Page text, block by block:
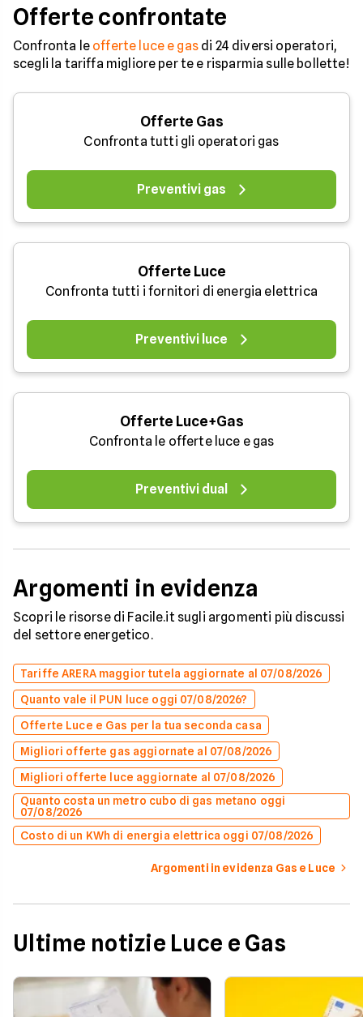
Offerte confrontate
Confronta le offerte luce e gasdi 24 diversi operatori,
scegli la tariffa migliore per te e risparmia sulle bollette!
Offerte Gas
Confronta tutti gli operatori gas
Preventivi gas
Offerte Luce
Confronta tutti i fornitori di energia elettrica
Preventivi luce
Offerte Luce+Gas
Confronta le offerte luce e gas
Preventivi dual
Argomenti in evidenza
Scopri le risorse di Facile.it sugli argomenti più discussi
del settore energetico.
Tariffe ARERA maggior tutela aggiornate al 07/08/2026
Quanto vale il PUN luce oggi 07/08/2026?
Offerte Luce e Gas per la tua seconda casa
Migliori offerte gas aggiornate al 07/08/2026
Migliori offerte luce aggiornate al 07/08/2026
Quanto costa un metro cubo di gas metano oggi
07/08/2026
Costo di un KWh di energia elettrica oggi 07/08/2026
Argomenti in evidenza Gas e Luce
Ultime notizie Luce e Gas